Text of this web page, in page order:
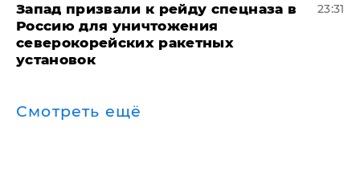
Запад призвали к рейду спецназа в
Россию для уничтожения
северокорейских ракетных
установок
23:31
Смотреть ещё